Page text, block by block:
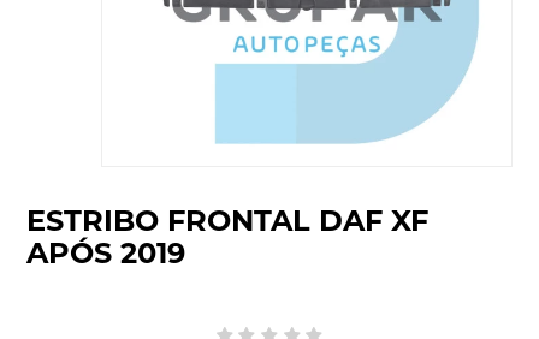
ESTRIBO FRONTAL DAF XF
APÓS 2019